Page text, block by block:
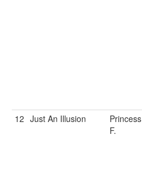
12 Just An Illusion
Princess
F.